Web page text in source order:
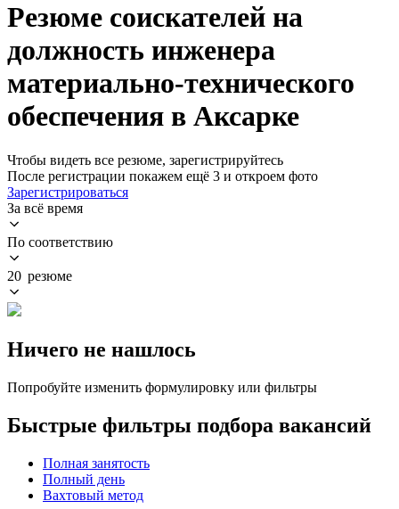
Резюме соискателей на
должность инженера
материально-технического
обеспечения в Аксарке
Чтобы видеть все резюме, зарегистрируйтесь
После регистрации покажем ещё 3 и откроем фото
Зарегистрироваться
За всё время
По соответствию
20 резюме
Ничего не нашлось
Попробуйте изменить формулировку или фильтры
Быстрые фильтры подбора вакансий
Полная занятость
Полный день
Вахтовый метод